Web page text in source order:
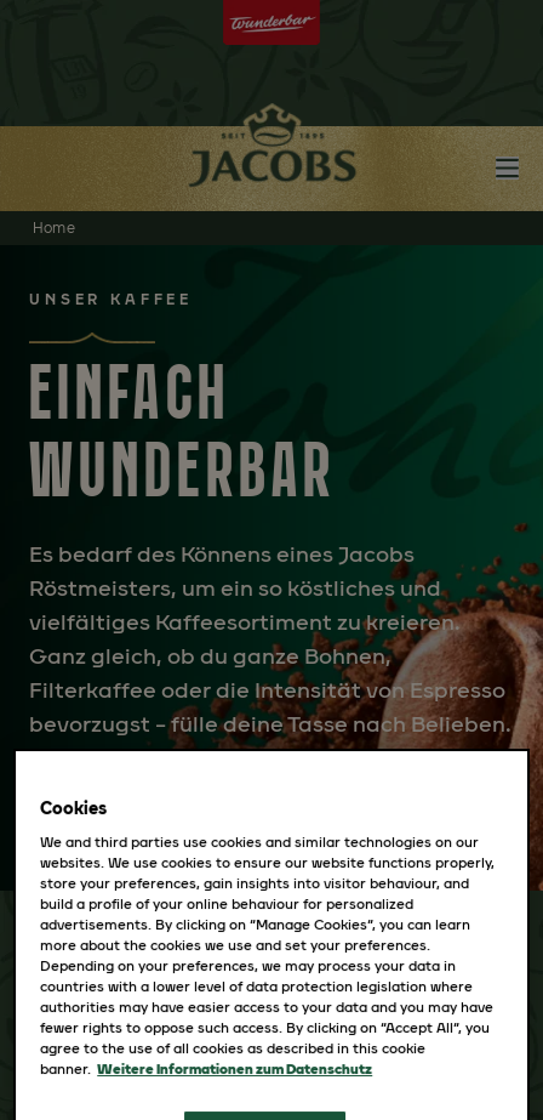
Home
UNSER KAFFEE
EINFACH
WUNDERBAR
Es bedarf des Könnens eines Jacobs
Röstmeisters, um ein so köstliches und
vielfältiges Kaffeesortiment zu kreieren.
Ganz gleich, ob du ganze Bohnen,
Filterkaffee oder die Intensität von Espresso
bevorzugst – fülle deine Tasse nach Belieben.
GANZE BOHNEFILTERKAFFEEKAPSELNPADS
FILTER LÖSCHEN
Cookies
We and third parties use cookies and similar technologies on our
websites. We use cookies to ensure our website functions properly,
store your preferences, gain insights into visitor behaviour, and
build a profile of your online behaviour for personalized
advertisements. By clicking on “Manage Cookies”, you can learn
more about the cookies we use and set your preferences.
Depending on your preferences, we may process your data in
countries with a lower level of data protection legislation where
authorities may have easier access to your data and you may have
fewer rights to oppose such access. By clicking on “Accept All”, you
agree to the use of all cookies as described in this cookie
banner. Weitere Informationen zum Datenschutz